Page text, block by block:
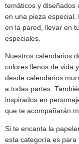
temáticos y diseñados
en una pieza
en la pared, llevar en
especiales.
Nuestros calendarios
colores llenos de vida
desde calendarios
a todas partes.
inspirados en
que te acompañarán
Si te encanta la
esta categoría es para